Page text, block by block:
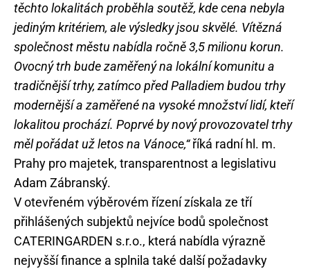
těchto lokalitách proběhla soutěž, kde cena nebyla
jediným kritériem, ale výsledky jsou skvělé. Vítězná
společnost městu nabídla ročně 3,5 milionu korun.
Ovocný trh bude zaměřený na lokální komunitu a
tradičnější trhy, zatímco před Palladiem budou trhy
modernější a zaměřené na vysoké množství lidí, kteří
lokalitou prochází. Poprvé by nový provozovatel trhy
měl pořádat už letos na Vánoce,“říká radní hl. m.
Prahy pro majetek, transparentnost a legislativu
Adam Zábranský.
V otevřeném výběrovém řízení získala ze tří
přihlášených subjektů nejvíce bodů společnost
CATERINGARDEN s.r.o., která nabídla výrazně
nejvyšší finance a splnila také další požadavky